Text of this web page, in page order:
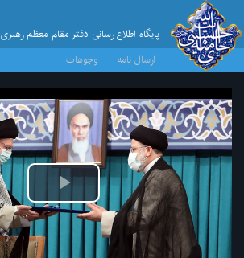
پایگاه اطلاع رسانی دفتر مقام معظم رهبری
ارسال نامه
وجوهات
پخش
ویدیو